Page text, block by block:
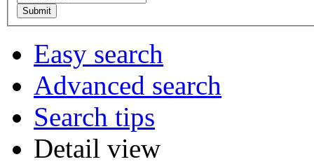
Easy search
Advanced search
Search tips
Detail view